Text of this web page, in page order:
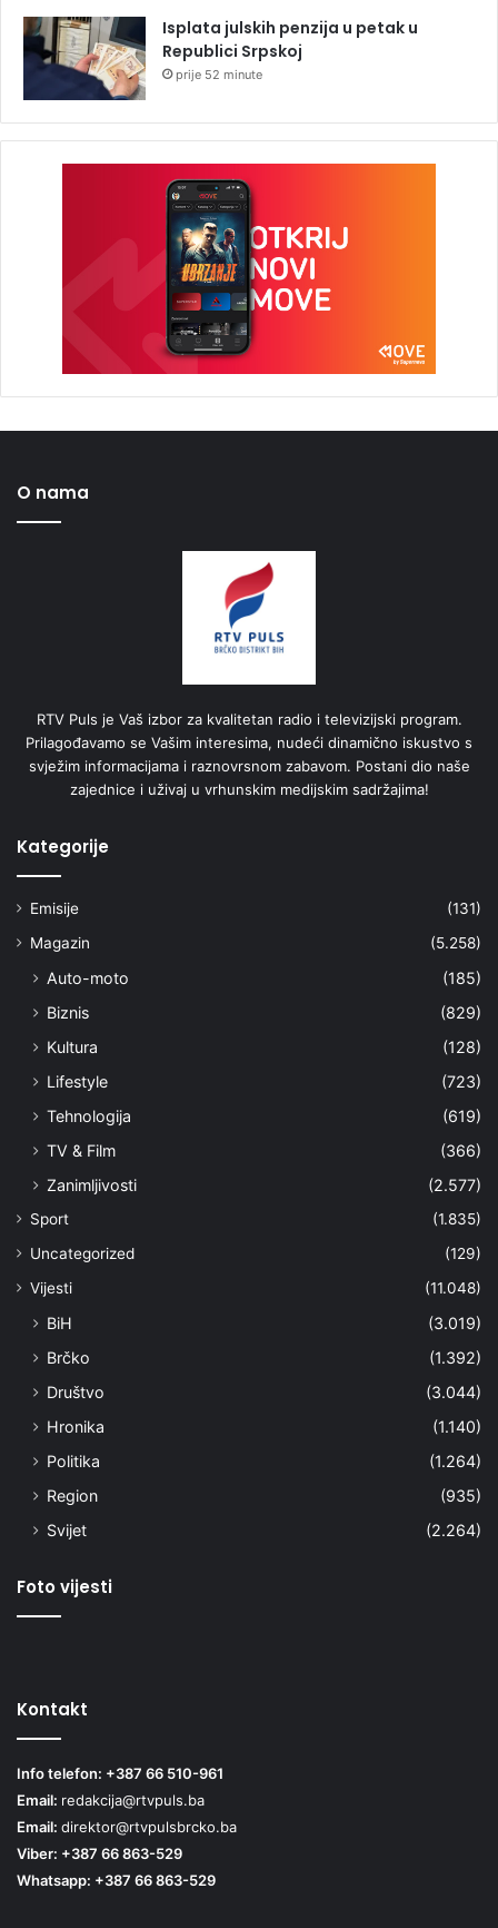
Isplata julskih penzija u petak u
Republici Srpskoj
prije 52 minute
O nama
RTV Puls je Vaš izbor za kvalitetan radio i televizijski program.
Prilagođavamo se Vašim interesima, nudeći dinamično iskustvo s
svježim informacijama i raznovrsnom zabavom. Postani dio naše
zajednice i uživaj u vrhunskim medijskim sadržajima!
Kategorije
Emisije
(131)
Magazin
(5.258)
Auto-moto
(185)
Biznis
(829)
Kultura
(128)
Lifestyle
(723)
Tehnologija
(619)
TV & Film
(366)
Zanimljivosti
(2.577)
Sport
(1.835)
Uncategorized
(129)
Vijesti
(11.048)
BiH
(3.019)
Brčko
(1.392)
Društvo
(3.044)
Hronika
(1.140)
Politika
(1.264)
Region
(935)
Svijet
(2.264)
Foto vijesti
Kontakt
Info telefon: +387 66 510-961
Email: redakcija@rtvpuls.ba
Email: direktor@rtvpulsbrcko.ba
Viber: +387 66 863-529
Whatsapp: +387 66 863-529